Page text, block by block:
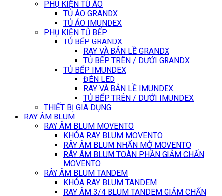
PHỤ KIỆN TỦ ÁO
TỦ ÁO GRANDX
TỦ ÁO IMUNDEX
PHỤ KIỆN TỦ BẾP
TỦ BẾP GRANDX
RAY VÀ BẢN LỀ GRANDX
TỦ BẾP TRÊN / DƯỚI GRANDX
TỦ BẾP IMUNDEX
ĐÈN LED
RAY VÀ BẢN LỀ IMUNDEX
TỦ BẾP TRÊN / DƯỚI IMUNDEX
THIẾT BỊ GIA DỤNG
RAY ÂM BLUM
RAY ÂM BLUM MOVENTO
KHÓA RAY BLUM MOVENTO
RÂY ÂM BLUM NHẤN MỞ MOVENTO
RÂY ÂM BLUM TOÀN PHẦN GIẢM CHẤN
MOVENTO
RÂY ÂM BLUM TANDEM
KHÓA RAY BLUM TANDEM
RAY ÂM 3/4 BLUM TANDEM GIẢM CHẤN